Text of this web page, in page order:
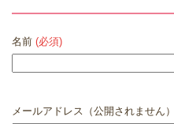
名前 (必須)
メールアドレス（公開されません）